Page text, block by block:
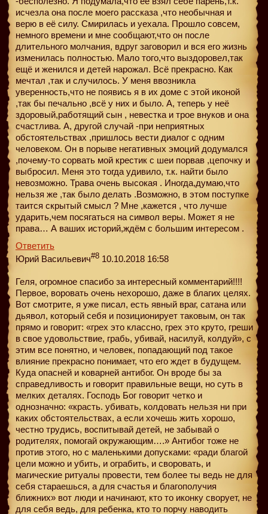
исчезла она после моего рассказа ,что необычная и
верю в её силу. Смирилась и уехала. Прошло совсем,
немного времени и мне сообщают,что он после
длительного молчания, вдруг заговорил и вся его жизнь
изменилась полностью. Мало того,что выздоровел,так
ещё и женился и детей нарожал. Всё прекрасно. Как
мечтал ,так и случилось. У меня ввозникла
уверенность,что не появись я в их доме с этой иконой
,так бы печально ,всё у них и было. А, теперь у неё
здоровый,работящий сын , невестка и трое внуков и она
счастлива. А, другой случай -при неприятных
обстоятельствах ,пришлось вести диалог с одним
человеком. Он в порыве негативных эмоций додумался
,почему-то сорвать мой крестик с шеи порвав ,цепочку и
выбросил. Меня это тогда удивило, т.к. найти было
невозможно. Трава очень высокая . Иногда,думаю,что
нельзя же ,так было делать .Возможно, в этом поступке
таится скрытый смысл ? Мне ,кажется , что лучше
ударить,чем посягаться на символ веры. Может я не
права… А ваших историй,ждём с большим интересом .
Ответить
Юрий Васильевич#8 10.10.2018 16:58
Геля, огромное спасибо за интересный комментарий!!!!
Первое, воровать очень нехорошо, даже в благих целях.
Вот смотрите, я уже писал, есть явный враг, сатана или
дьявол, который себя и позиционирует таковым, он так
прямо и говорит: «грех это классно, грех это круто, греши
в свое удовольствие, грабь, убивай, насилуй, колдуй», с
этим все понятно, и человек, попадающий под такое
влияние прекрасно понимает, что его ждет в будущем.
Куда опасней и коварней антибог. Он вроде бы за
справедливость и говорит правильные вещи, но суть в
мелких деталях. Господь Бог говорит четко и
однозначно: «красть. убивать, колдовать нельзя ни при
каких обстоятельствах, а если хочешь жить хорошо,
честно трудись, воспитывай детей, не забывай о
родителях, помогай окружающим….» Антибог тоже не
против этого, но с маленькими допусками: «ради благой
цели можно и убить, и ограбить, и своровать, и
магические ритуалы провести, тем более ты ведь не для
себя стараешься, а для счастья и благополучия
ближних» вот люди и начинают, кто то иконку сворует, не
для себя ведь, для ребенка, кто то порчу наводить